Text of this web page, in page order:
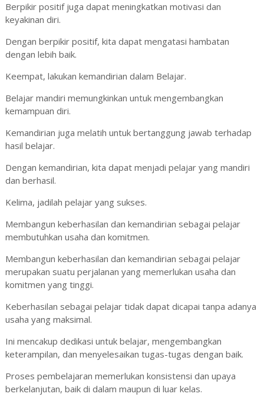
Berpikir positif juga dapat meningkatkan motivasi dan
keyakinan diri.
Dengan berpikir positif, kita dapat mengatasi hambatan
dengan lebih baik.
Keempat, lakukan kemandirian dalam Belajar.
Belajar mandiri memungkinkan untuk mengembangkan
kemampuan diri.
Kemandirian juga melatih untuk bertanggung jawab terhadap
hasil belajar.
Dengan kemandirian, kita dapat menjadi pelajar yang mandiri
dan berhasil.
Kelima, jadilah pelajar yang sukses.
Membangun keberhasilan dan kemandirian sebagai pelajar
membutuhkan usaha dan komitmen.
Membangun keberhasilan dan kemandirian sebagai pelajar
merupakan suatu perjalanan yang memerlukan usaha dan
komitmen yang tinggi.
Keberhasilan sebagai pelajar tidak dapat dicapai tanpa adanya
usaha yang maksimal.
Ini mencakup dedikasi untuk belajar, mengembangkan
keterampilan, dan menyelesaikan tugas-tugas dengan baik.
Proses pembelajaran memerlukan konsistensi dan upaya
berkelanjutan, baik di dalam maupun di luar kelas.